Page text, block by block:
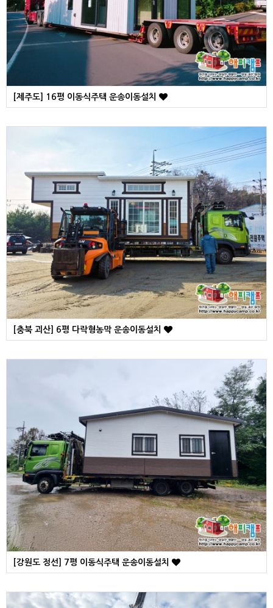
[제주도] 16평 이동식주택 운송이동설치
[충북 괴산] 6평 다락형농막 운송이동설치
[강원도 정선] 7평 이동식주택 운송이동설치